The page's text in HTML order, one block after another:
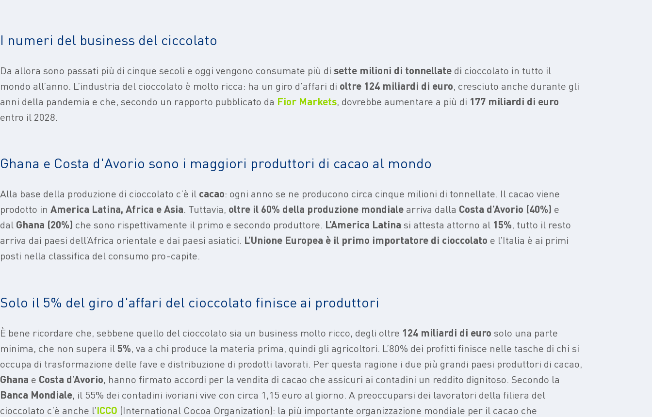
I numeri del business del ciccolato
Da allora sono passati più di cinque secoli e oggi vengono consumate più di sette milioni di tonnellate di cioccolato in tutto il
mondo all’anno. L’industria del cioccolato è molto ricca: ha un giro d’affari di oltre 124 miliardi di euro, cresciuto anche durante gli
anni della pandemia e che, secondo un rapporto pubblicato da Fior Markets, dovrebbe aumentare a più di 177 miliardi di euro
entro il 2028.
Ghana e Costa d'Avorio sono i maggiori produttori di cacao al mondo
Alla base della produzione di cioccolato c’è il cacao: ogni anno se ne producono circa cinque milioni di tonnellate. Il cacao viene
prodotto in America Latina, Africa e Asia. Tuttavia, oltre il 60% della produzione mondiale arriva dalla Costa d’Avorio (40%) e
dal Ghana (20%) che sono rispettivamente il primo e secondo produttore. L’America Latina si attesta attorno al 15%, tutto il resto
arriva dai paesi dell’Africa orientale e dai paesi asiatici. L’Unione Europea è il primo importatore di cioccolato e l’Italia è ai primi
posti nella classifica del consumo pro-capite.
Solo il 5% del giro d'affari del cioccolato finisce ai produttori
È bene ricordare che, sebbene quello del cioccolato sia un business molto ricco, degli oltre 124 miliardi di euro solo una parte
minima, che non supera il 5%, va a chi produce la materia prima, quindi gli agricoltori. L’80% dei profitti finisce nelle tasche di chi si
occupa di trasformazione delle fave e distribuzione di prodotti lavorati. Per questa ragione i due più grandi paesi produttori di cacao,
Ghana e Costa d’Avorio, hanno firmato accordi per la vendita di cacao che assicuri ai contadini un reddito dignitoso. Secondo la
Banca Mondiale, il 55% dei contadini ivoriani vive con circa 1,15 euro al giorno. A preoccuparsi dei lavoratori della filiera del
cioccolato c’è anche l’ICCO (International Cocoa Organization): la più importante organizzazione mondiale per il cacao che